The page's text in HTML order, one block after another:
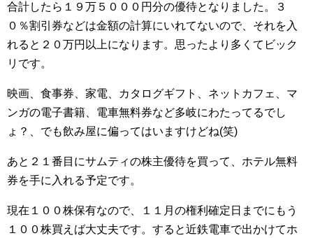
合計したら１９万５０００円分の優待となりました。３
０％割引券などは金額の計算にいれてないので、それを入
れると２０万円以上になります。思ったより多くてビック
リです。
映画、食事券、家電、カタログギフト、ネットカフェ、マ
ンガの電子書籍、電車無料券など多岐にわたってるでし
ょ？、でも飲み屋に偏ってはいますけどね(笑)
あと２１番目にサムティの株主優待を買って、ホテル無料
券を手に入れる予定です。
現在１００株保有なので、１１月の権利確定日までにもう
１００株買えば大丈夫です。すると近鉄電車で出かけてホ